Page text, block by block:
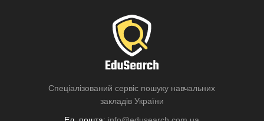
Спеціалізований сервіс пошуку навчальних
закладів України